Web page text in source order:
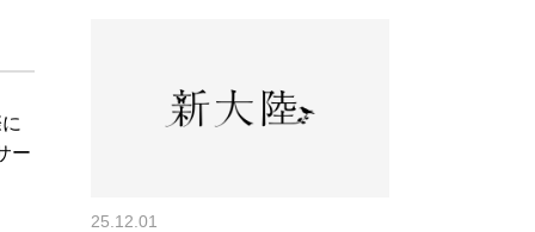
ー
25.12.01